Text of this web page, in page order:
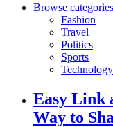
Browse categories
Fashion
Travel
Politics
Sports
Technology
Easy Link
Way to